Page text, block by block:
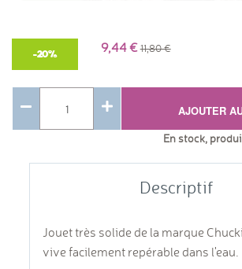
-20% 9,4411,80
AJOUTER
En stock,
Descriptif
Jouet très solide de la marque
vive facilement repérable dans l'eau.